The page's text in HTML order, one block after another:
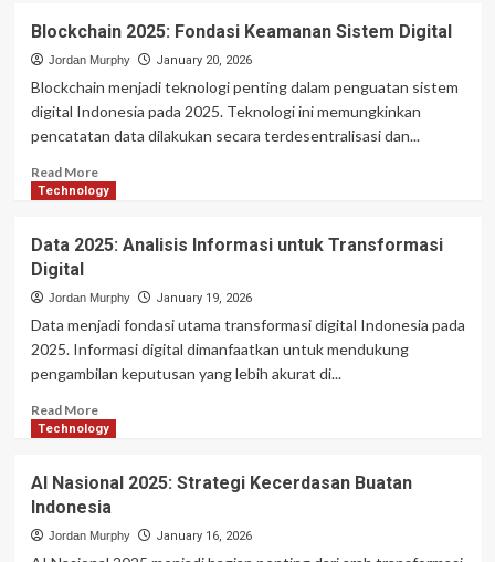
Awan
2025:
Infrastruktur
Digital
Depan
Blockchain 2025: Fondasi Keamanan Sistem Digital
Jordan Murphy January 20, 2026
Blockchain menjadi teknologi penting dalam penguatan sistem
digital Indonesia pada 2025. Teknologi ini memungkinkan
pencatatan data dilakukan secara terdesentralisasi dan...
Read MoreRead
more
2025:
Keamanan
Sistem
Digital
Technology
Data 2025: Analisis Informasi untuk Transformasi
Digital
Jordan Murphy January 19, 2026
Data menjadi fondasi utama transformasi digital Indonesia pada
2025. Informasi digital dimanfaatkan untuk mendukung
pengambilan keputusan yang lebih akurat di...
Read MoreRead
more
2025:
Analisis
Informasi
untuk
Technology
AI Nasional 2025: Strategi Kecerdasan Buatan
Indonesia
Jordan Murphy January 16, 2026